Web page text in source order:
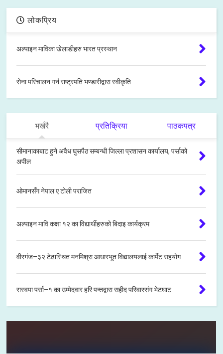
लोकप्रिय
अल्पाइन माविका खेलाडीहरु भारत प्रस्थान
सेना परिचालन गर्न राष्ट्रपति भण्डारीद्वारा स्वीकृति
भर्खरै प्रतिक्रिया पाठकपत्र
सीमानाकाबाट हुने अवैध घुसपैठ सम्बन्धी जिल्ला प्रशासन कार्यालय, पर्साको
अपील
ओमानसँग नेपाल ए टोली पराजित
अल्पाइन मावि कक्षा १२ का विद्यार्थीहरुको बिदाइ कार्यक्रम
वीरगंज–३२ टेढास्थित मनमिश्रा आधारभूत विद्यालयलाई कार्पेट सहयोग
रास्वपा पर्सा–१ का उम्मेदवार हरि पन्तद्वारा सहीद परिवारसंग भेटघाट